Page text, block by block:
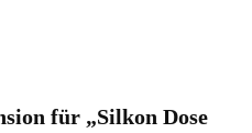
für „Silkon Dose